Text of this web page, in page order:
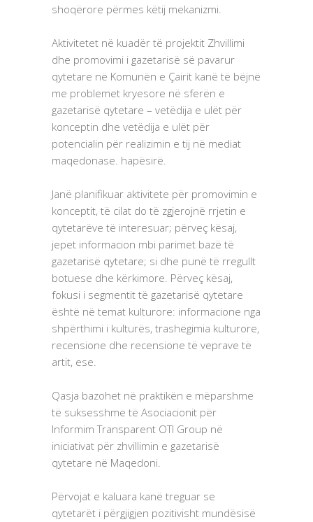
shoqërore përmes këtij mekanizmi.
Aktivitetet në kuadër të projektit Zhvillimi
dhe promovimi i gazetarisë së pavarur
qytetare në Komunën e Çairit kanë të bëjnë
me problemet kryesore në sferën e
gazetarisë qytetare – vetëdija e ulët për
konceptin dhe vetëdija e ulët për
potencialin për realizimin e tij në mediat
maqedonase. hapësirë.
Janë planifikuar aktivitete për promovimin e
konceptit, të cilat do të zgjerojnë rrjetin e
qytetarëve të interesuar; përveç kësaj,
jepet informacion mbi parimet bazë të
gazetarisë qytetare; si dhe punë të rregullt
botuese dhe kërkimore. Përveç kësaj,
fokusi i segmentit të gazetarisë qytetare
është në temat kulturore: informacione nga
shpërthimi i kulturës, trashëgimia kulturore,
recensione dhe recensione të veprave të
artit, ese.
Qasja bazohet në praktikën e mëparshme
të suksesshme të Asociacionit për
Informim Transparent OTI Group në
iniciativat për zhvillimin e gazetarisë
qytetare në Maqedoni.
Përvojat e kaluara kanë treguar se
qytetarët i përgjigjen pozitivisht mundësisë